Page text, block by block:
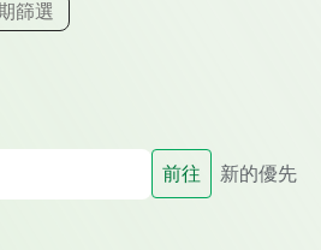
篩選
前往 新的優先